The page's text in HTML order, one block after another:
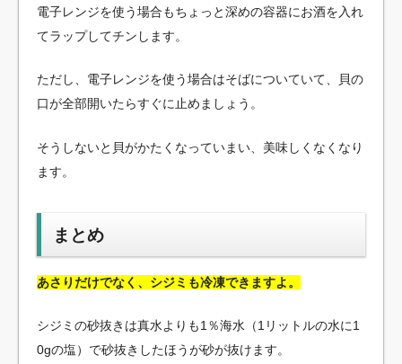
電子レンジを使う場合もちょっと深めの容器にお酒を入れ
てラップしてチンします。
ただし、電子レンジを使う場合はそばについていて、貝の
口が全部開いたらすぐに止めましょう。
そうしないと貝がかたくなっていまい、美味しくなくなり
ます。
まとめ
あさりだけでなく、シジミも冷凍できますよ。
シジミの砂抜きは真水よりも1％海水（1リットルの水に1
0gの塩）で砂抜きしたほうが砂が抜けます。